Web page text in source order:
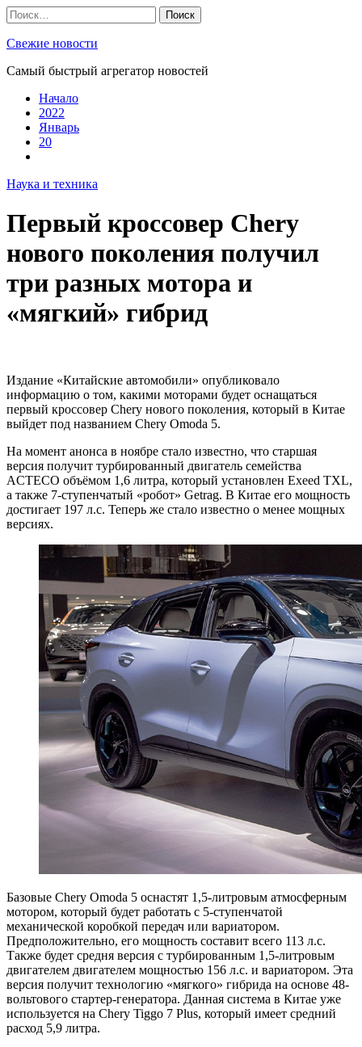
Skip
to
content
Найти:
Свежие новости
Самый быстрый агрегатор новостей
Начало
2022
Январь
20
Наука и техника
Первый кроссовер Chery
нового поколения получил
три разных мотора и
«мягкий» гибрид
Издание «Китайские автомобили» опубликовало
информацию о том, какими моторами будет оснащаться
первый кроссовер Chery нового поколения, который в Китае
выйдет под названием Chery Omoda 5.
На момент анонса в ноябре стало известно, что старшая
версия получит турбированный двигатель семейства
ACTECO объёмом 1,6 литра, который установлен Exeed TXL,
а также 7-ступенчатый «робот» Getrag. В Китае его мощность
достигает 197 л.с. Теперь же стало известно о менее мощных
версиях.
Базовые Chery Omoda 5 оснастят 1,5-литровым атмосферным
мотором, который будет работать с 5-ступенчатой
механической коробкой передач или вариатором.
Предположительно, его мощность составит всего 113 л.с.
Также будет средня версия с турбированным 1,5-литровым
двигателем двигателем мощностью 156 л.с. и вариатором. Эта
версия получит технологию «мягкого» гибрида на основе 48-
вольтового стартер-генератора. Данная система в Китае уже
используется на Chery Tiggo 7 Plus, который имеет средний
расход 5,9 литра.